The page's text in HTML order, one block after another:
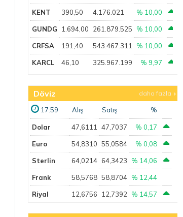
KENT 390,50 4.176.021 % 10,00
GUNDG 1.694,00 261.879.525 % 10,00
CRFSA 191,40 543.467.311 % 10,00
KARCL 46,10 325.967.199 % 9,97
Döviz daha fazla
17:59 Alış Satış %
Dolar 47,6111 47,7037 % 0,17
Euro 54,8310 55,0584 % 0,08
Sterlin 64,0214 64,3423 % 14,06
Frank 58,5768 58,8704 % 12,44
Riyal 12,6756 12,7392 % 14,57